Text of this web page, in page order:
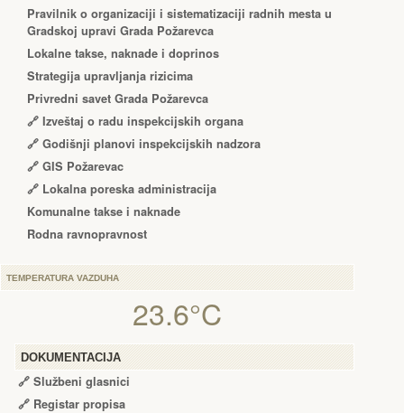
Pravilnik o organizaciji i sistematizaciji radnih mesta u
Gradskoj upravi Grada Požarevca
Lokalne takse, naknade i doprinos
Strategija upravljanja rizicima
Privredni savet Grada Požarevca
🔗 Izveštaj o radu inspekcijskih organa
🔗 Godišnji planovi inspekcijskih nadzora
🔗 GIS Požarevac
🔗 Lokalna poreska administracija
Komunalne takse i naknade
Rodna ravnopravnost
TEMPERATURA VAZDUHA
23.6°C
DOKUMENTACIJA
🔗 Službeni glasnici
🔗 Registar propisa